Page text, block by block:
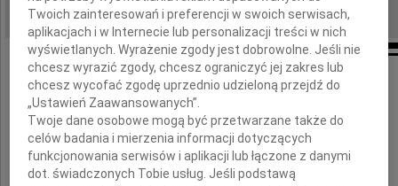
DATA EMISJI:
Dziś po raz pierwszy wspominamy
Alfredę Bagińską
Twoich zainteresowań i preferencji w swoich serwisach,
aplikacjach i w Internecie lub personalizacji treści w nich
wyświetlanych. Wyrażenie zgody jest dobrowolne. Jeśli nie
chcesz wyrazić zgody, chcesz ograniczyć jej zakres lub
chcesz wycofać zgodę uprzednio udzieloną przejdź do
„Ustawień Zaawansowanych”.
Twoje dane osobowe mogą być przetwarzane także do
celów badania i mierzenia informacji dotyczących
funkcjonowania serwisów i aplikacji lub łączone z danymi
dot. świadczonych Tobie usług. Jeśli podstawą